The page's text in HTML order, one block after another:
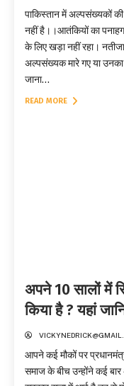
पाकिस्तान में अल्पसंख्यकों
नहीं है।।आतंकियों का
के लिए खड़ा नहीं रहा।
अल्पसंख्यक मारे गए या
जाना...
READ MORE
अपने 10 सालों में
किया है ? यहां
आपने कई मौकों पर
समाज के बीच उन्होंने कई बार